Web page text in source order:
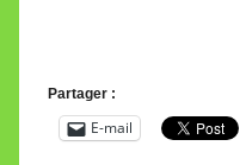
Partager :
E-mail